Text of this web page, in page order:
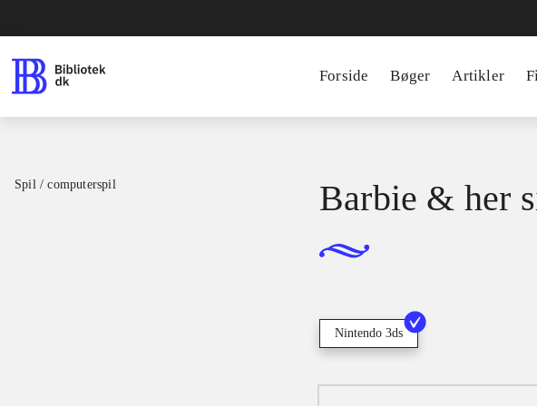
Forside Bøger Artikler
Spil / computerspil Barbie & her
Nintendo 3ds